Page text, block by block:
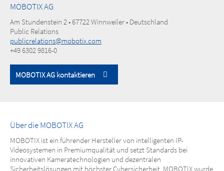
MOBOTIX AG
Am Stundenstein 2 • 67722 Winnweiler • Deutschland
Public Relations
publicrelations@mobotix.com
+49 6302 9816-0
MOBOTIX AG kontaktieren
Über die MOBOTIX AG
MOBOTIX ist ein führender Hersteller von intelligenten IP-
Videosystemen in Premiumqualität und setzt Standards bei
innovativen Kameratechnologien und dezentralen
Sicherheitslösungen mit höchster Cybersicherheit. MOBOTIX wurde